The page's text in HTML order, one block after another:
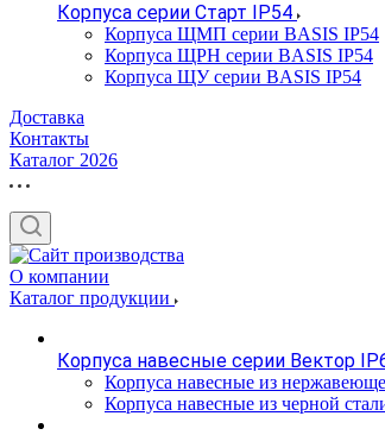
Корпуса серии Старт IP54
Корпуса ЩМП серии BASIS IP54
Корпуса ЩРН серии BASIS IP54
Корпуса ЩУ серии BASIS IP54
Доставка
Контакты
Каталог 2026
О компании
Каталог продукции
Корпуса навесные серии Вектор
Корпуса навесные из
Корпуса навесные из черной